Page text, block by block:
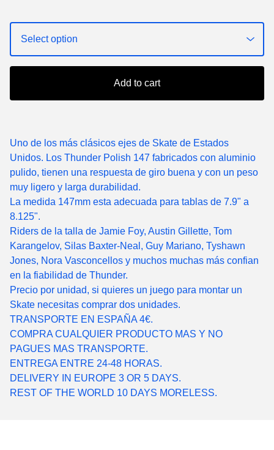
Add to cart
Uno de los más clásicos ejes de Skate de Estados
Unidos. Los Thunder Polish 147 fabricados con aluminio
pulido, tienen una respuesta de giro buena y con un peso
muy ligero y larga durabilidad.
La medida 147mm esta adecuada para tablas de 7.9" a
8.125".
Riders de la talla de Jamie Foy, Austin Gillette, Tom
Karangelov, Silas Baxter-Neal, Guy Mariano, Tyshawn
Jones, Nora Vasconcellos y muchos muchas más confian
en la fiabilidad de Thunder.
Precio por unidad, si quieres un juego para montar un
Skate necesitas comprar dos unidades.
TRANSPORTE EN ESPAÑA 4€.
COMPRA CUALQUIER PRODUCTO MAS Y NO
PAGUES MAS TRANSPORTE.
ENTREGA ENTRE 24-48 HORAS.
DELIVERY IN EUROPE 3 OR 5 DAYS.
REST OF THE WORLD 10 DAYS MORELESS.